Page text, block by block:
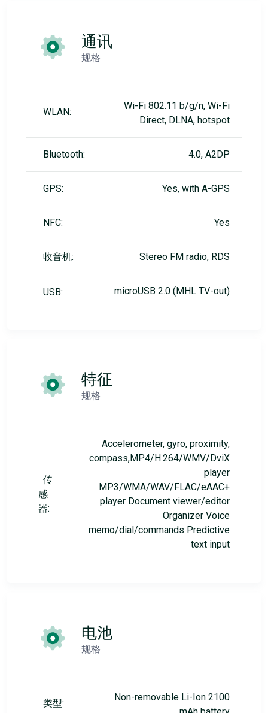
通讯
规格
WLAN:
Wi-Fi 802.11 b/g/n, Wi-Fi
Direct, DLNA, hotspot
Bluetooth: 4.0, A2DP
GPS: Yes, with A-GPS
NFC: Yes
收音机: Stereo FM radio, RDS
USB: microUSB 2.0 (MHL TV-out)
特征
规格
传
感
器:
Accelerometer, gyro, proximity,
compass,MP4/H.264/WMV/DviX
player
MP3/WMA/WAV/FLAC/eAAC+
player Document viewer/editor
Organizer Voice
memo/dial/commands Predictive
text input
电池
规格
类型:
Non-removable Li-Ion 2100